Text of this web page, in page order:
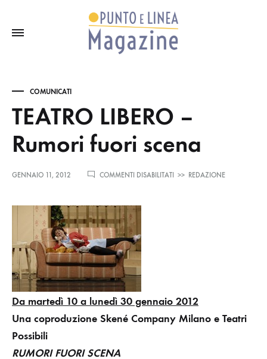
COMUNICATI
TEATRO LIBERO –
Rumori fuori scena
GENNAIO 11, 2012 COMMENTI DISABILITATI
SU
>> REDAZIONE
Da martedì 10 a lunedì 30 gennaio 2012
Una coproduzione Skené Company Milano e Teatri
Possibili
RUMORI FUORI SCENA